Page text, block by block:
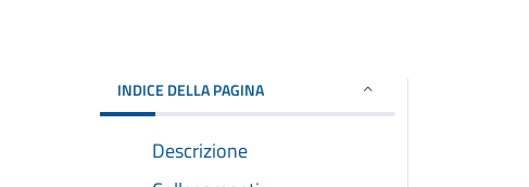
INDICE DELLA PAGINA
Descrizione